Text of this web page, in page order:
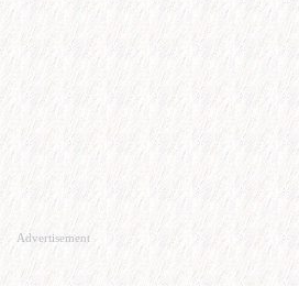
Advertisement